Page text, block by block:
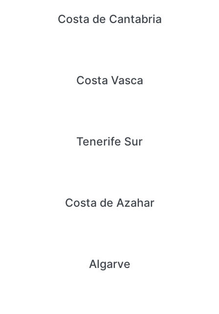
Costa de Cantabria
Costa Vasca
Tenerife Sur
Costa de Azahar
Algarve